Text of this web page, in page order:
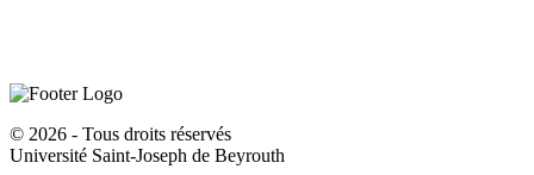
© 2026 - Tous droits réservés
Université Saint-Joseph de Beyrouth